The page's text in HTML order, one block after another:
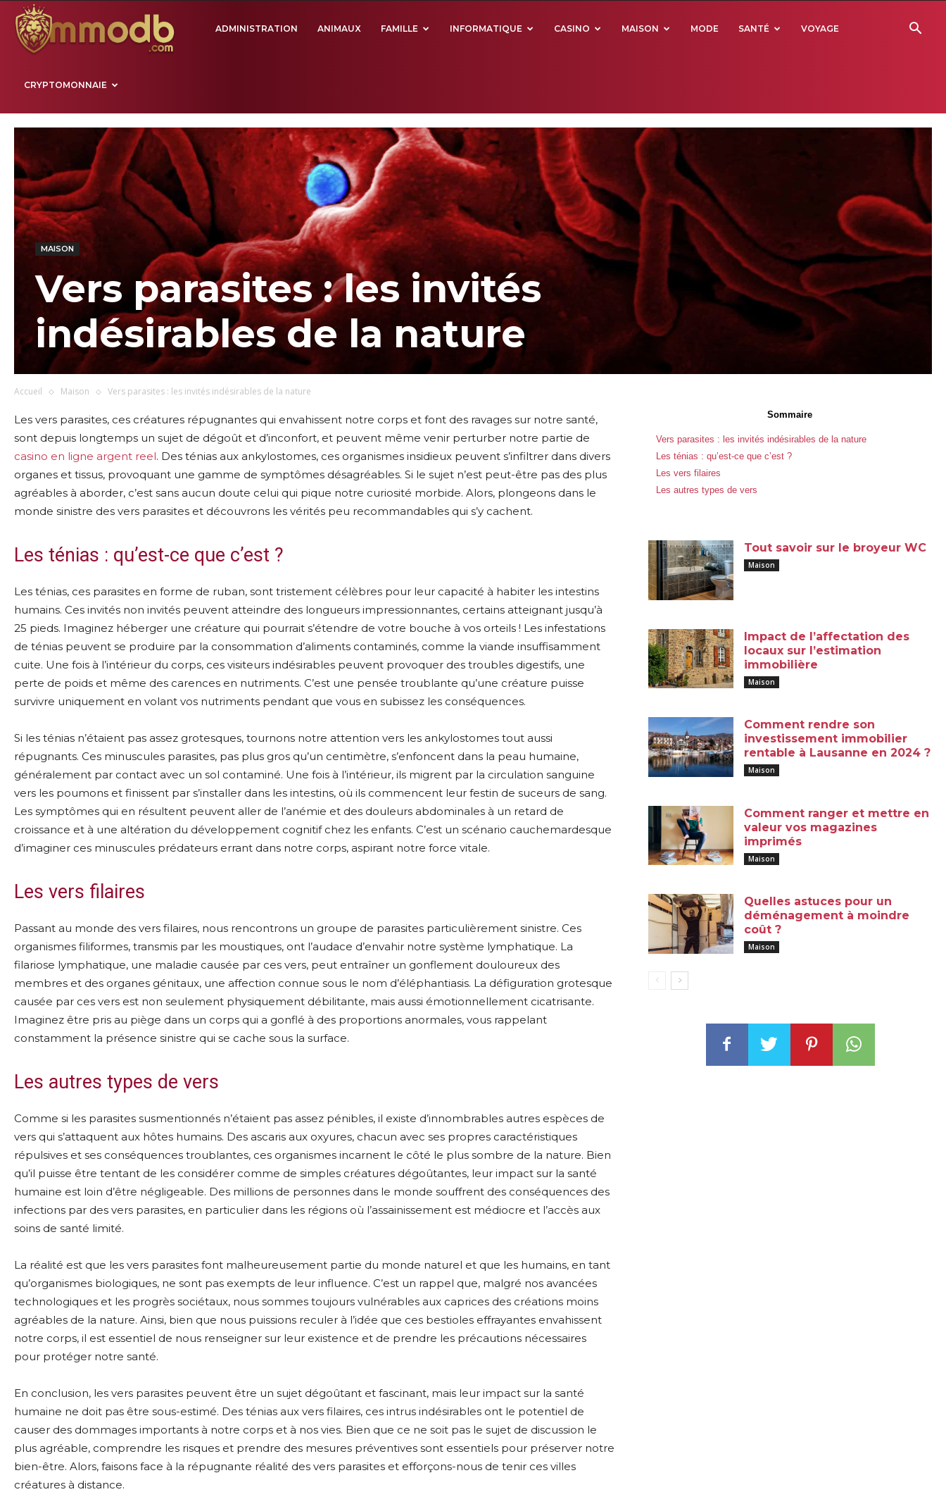
Mmodb.comADMINISTRATION ANIMAUX FAMILLE INFORMATIQUE CASINO MAISON MODE SANTÉ VOYAGE
CRYPTOMONNAIE
MAISON
Vers parasites : les invités
indésirables de la nature
Accueil Maison Vers parasites : les invités indésirables de la nature
Les vers parasites, ces créatures répugnantes qui envahissent notre corps et font des ravages sur notre santé,
sont depuis longtemps un sujet de dégoût et d’inconfort, et peuvent même venir perturber notre partie de
casino en ligne argent reel. Des ténias aux ankylostomes, ces organismes insidieux peuvent s’infiltrer dans divers
organes et tissus, provoquant une gamme de symptômes désagréables. Si le sujet n’est peut-être pas des plus
agréables à aborder, c’est sans aucun doute celui qui pique notre curiosité morbide. Alors, plongeons dans le
monde sinistre des vers parasites et découvrons les vérités peu recommandables qui s’y cachent.
Les ténias : qu’est-ce que c’est ?
Les ténias, ces parasites en forme de ruban, sont tristement célèbres pour leur capacité à habiter les intestins
humains. Ces invités non invités peuvent atteindre des longueurs impressionnantes, certains atteignant jusqu’à
25 pieds. Imaginez héberger une créature qui pourrait s’étendre de votre bouche à vos orteils ! Les infestations
de ténias peuvent se produire par la consommation d’aliments contaminés, comme la viande insuffisamment
cuite. Une fois à l’intérieur du corps, ces visiteurs indésirables peuvent provoquer des troubles digestifs, une
perte de poids et même des carences en nutriments. C’est une pensée troublante qu’une créature puisse
survivre uniquement en volant vos nutriments pendant que vous en subissez les conséquences.
Si les ténias n’étaient pas assez grotesques, tournons notre attention vers les ankylostomes tout aussi
répugnants. Ces minuscules parasites, pas plus gros qu’un centimètre, s’enfoncent dans la peau humaine,
généralement par contact avec un sol contaminé. Une fois à l’intérieur, ils migrent par la circulation sanguine
vers les poumons et finissent par s’installer dans les intestins, où ils commencent leur festin de suceurs de sang.
Les symptômes qui en résultent peuvent aller de l’anémie et des douleurs abdominales à un retard de
croissance et à une altération du développement cognitif chez les enfants. C’est un scénario cauchemardesque
d’imaginer ces minuscules prédateurs errant dans notre corps, aspirant notre force vitale.
Les vers filaires
Passant au monde des vers filaires, nous rencontrons un groupe de parasites particulièrement sinistre. Ces
organismes filiformes, transmis par les moustiques, ont l’audace d’envahir notre système lymphatique. La
filariose lymphatique, une maladie causée par ces vers, peut entraîner un gonflement douloureux des
membres et des organes génitaux, une affection connue sous le nom d’éléphantiasis. La défiguration grotesque
causée par ces vers est non seulement physiquement débilitante, mais aussi émotionnellement cicatrisante.
Imaginez être pris au piège dans un corps qui a gonflé à des proportions anormales, vous rappelant
constamment la présence sinistre qui se cache sous la surface.
Les autres types de vers
Comme si les parasites susmentionnés n’étaient pas assez pénibles, il existe d’innombrables autres espèces de
vers qui s’attaquent aux hôtes humains. Des ascaris aux oxyures, chacun avec ses propres caractéristiques
répulsives et ses conséquences troublantes, ces organismes incarnent le côté le plus sombre de la nature. Bien
qu’il puisse être tentant de les considérer comme de simples créatures dégoûtantes, leur impact sur la santé
humaine est loin d’être négligeable. Des millions de personnes dans le monde souffrent des conséquences des
infections par des vers parasites, en particulier dans les régions où l’assainissement est médiocre et l’accès aux
soins de santé limité.
La réalité est que les vers parasites font malheureusement partie du monde naturel et que les humains, en tant
qu’organismes biologiques, ne sont pas exempts de leur influence. C’est un rappel que, malgré nos avancées
technologiques et les progrès sociétaux, nous sommes toujours vulnérables aux caprices des créations moins
agréables de la nature. Ainsi, bien que nous puissions reculer à l’idée que ces bestioles effrayantes envahissent
notre corps, il est essentiel de nous renseigner sur leur existence et de prendre les précautions nécessaires
pour protéger notre santé.
En conclusion, les vers parasites peuvent être un sujet dégoûtant et fascinant, mais leur impact sur la santé
humaine ne doit pas être sous-estimé. Des ténias aux vers filaires, ces intrus indésirables ont le potentiel de
causer des dommages importants à notre corps et à nos vies. Bien que ce ne soit pas le sujet de discussion le
plus agréable, comprendre les risques et prendre des mesures préventives sont essentiels pour préserver notre
bien-être. Alors, faisons face à la répugnante réalité des vers parasites et efforçons-nous de tenir ces villes
créatures à distance.
Sommaire
Vers parasites : les invités indésirables de la nature
Les ténias : qu’est-ce que c’est ?
Les vers filaires
Les autres types de vers
Tout savoir sur le broyeur WC
Maison
Impact de l’affectation des
locaux sur l’estimation
immobilière
Maison
Comment rendre son
investissement immobilier
rentable à Lausanne en 2024 ?
Maison
Comment ranger et mettre en
valeur vos magazines
imprimés
Maison
Quelles astuces pour un
déménagement à moindre
coût ?
Maison